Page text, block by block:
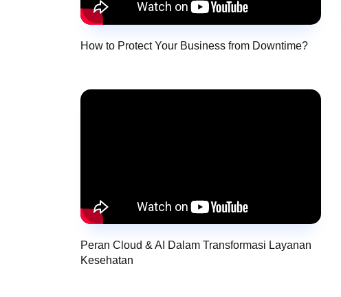
How to Protect Your Business from Downtime?
Peran Cloud & AI Dalam Transformasi Layanan
Kesehatan